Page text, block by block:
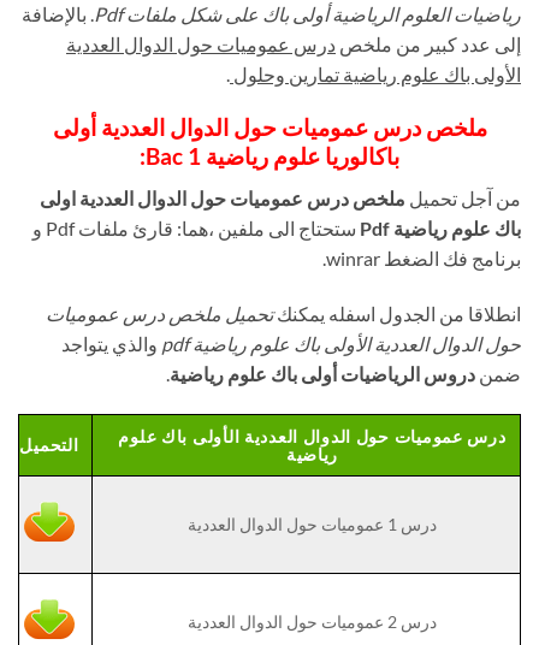
رياضيات العلوم الرياضية أولى باك على شكل ملفات Pdf
. بالإضافة
إلى عدد كبير من ملخص درس عموميات حول الدوال العددية
الأولى باك علوم رياضية تمارين وحلول
ملخص درس عموميات حول الدوال العددية أولى
باكالوريا علوم رياضية 1 Bac:
من آجل تحميل ملخص درس عموميات حول الدوال العددية اولى
باك علوم رياضية Pdf
ستحتاج الى ملفين ،هما: قارئ ملفات Pdf و
برنامج فك الضغط winrar.
انطلاقا من الجدول اسفله يمكنكتحميل ملخص درس عموميات
حول الدوال العددية الأولى باك علوم رياضية pdf
والذي يتواجد
ضمن دروس الرياضيات أولى باك علوم رياضية.
درس عموميات حول الدوال العددية الأولى باك علوم
رياضية
التحميل
درس 1 عموميات حول الدوال العددية
درس 2 عموميات حول الدوال العددية